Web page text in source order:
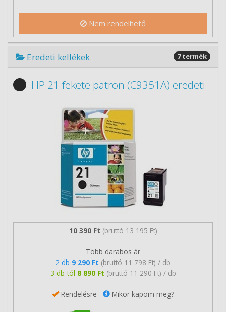
Nem rendelhető
Eredeti kellékek 7 termék
HP 21 fekete patron (C9351A) eredeti
10 390 Ft (bruttó 13 195 Ft)
Több darabos ár
2 db 9 290 Ft (bruttó 11 798 Ft) / db
3 db-tól 8 890 Ft (bruttó 11 290 Ft) / db
Rendelésre Mikor kapom meg?